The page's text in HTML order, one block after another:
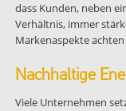
dass Kunden, neben
Verhältnis, immer
Markenaspekte
Nachhaltige
Viele Unternehmen